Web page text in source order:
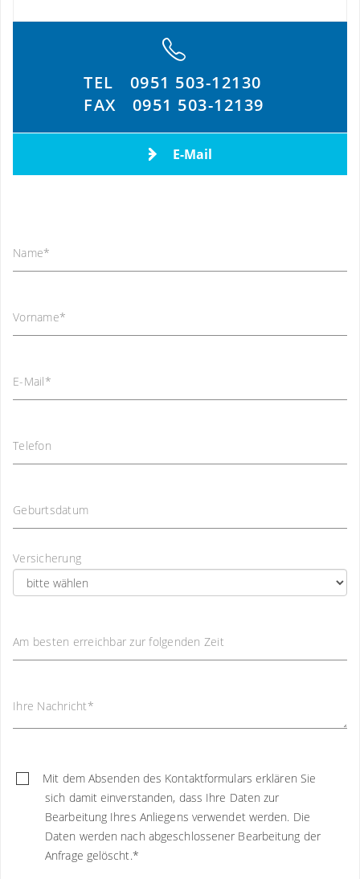
TEL
0951 503-12130
FAX
0951 503-12139
E-Mail
Name*
Vorname*
E-Mail*
Telefon
Geburtsdatum
Versicherung
Am besten erreichbar zur folgenden Zeit
Ihre Nachricht*
Mit dem Absenden des Kontaktformulars erklären Sie
sich damit einverstanden, dass Ihre Daten zur
Bearbeitung Ihres Anliegens verwendet werden. Die
Daten werden nach abgeschlossener Bearbeitung der
Anfrage gelöscht.*